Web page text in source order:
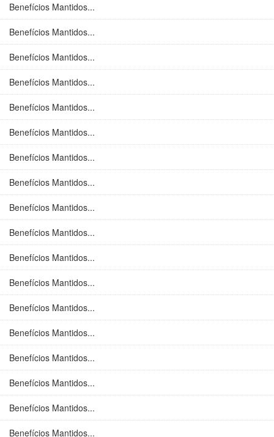
Benefícios Mantidos...
Benefícios Mantidos...
Benefícios Mantidos...
Benefícios Mantidos...
Benefícios Mantidos...
Benefícios Mantidos...
Benefícios Mantidos...
Benefícios Mantidos...
Benefícios Mantidos...
Benefícios Mantidos...
Benefícios Mantidos...
Benefícios Mantidos...
Benefícios Mantidos...
Benefícios Mantidos...
Benefícios Mantidos...
Benefícios Mantidos...
Benefícios Mantidos...
Benefícios Mantidos...